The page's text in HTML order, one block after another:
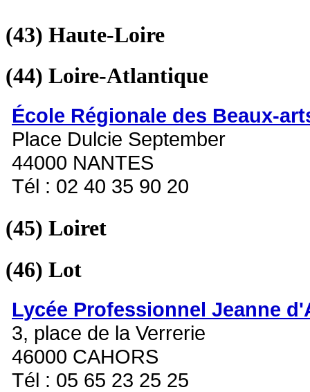
(43) Haute-Loire
(44) Loire-Atlantique
École Régionale des Beaux-
Place Dulcie September
44000 NANTES
Tél : 02 40 35 90 20
(45) Loiret
(46) Lot
Lycée Professionnel Jeanne
3, place de la Verrerie
46000 CAHORS
Tél : 05 65 23 25 25